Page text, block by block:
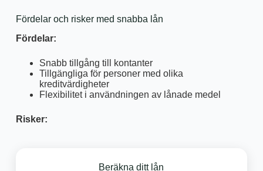
Fördelar och risker med snabba lån
Fördelar:
Snabb tillgång till kontanter
Tillgängliga för personer med olika
kreditvärdigheter
Flexibilitet i användningen av lånade medel
Risker:
Beräkna ditt lån